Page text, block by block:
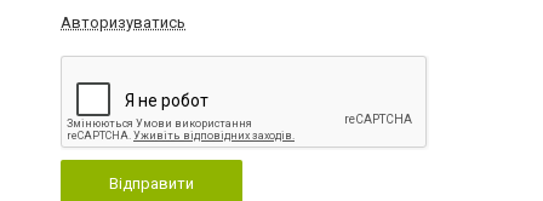
Авторизуватись
Відправити